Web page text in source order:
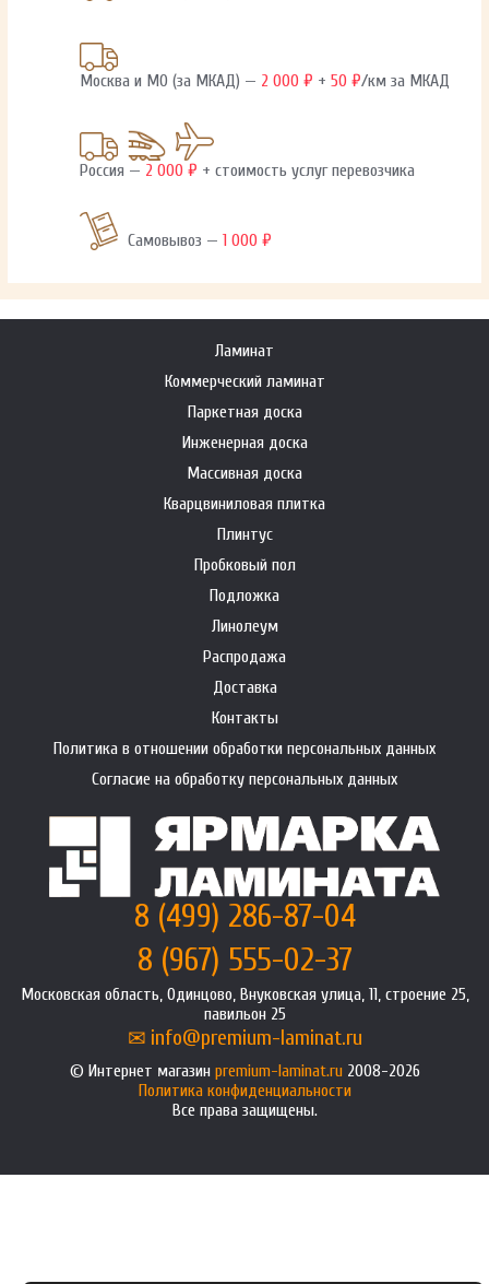
Москва и МО (за МКАД) — 2 000 ₽ +50 ₽/км за МКАД
Россия — 2 000 ₽ + стоимость услуг перевозчика
Самовывоз —1 000 ₽
Ламинат
Коммерческий ламинат
Паркетная доска
Инженерная доска
Массивная доска
Кварцвиниловая плитка
Плинтус
Пробковый пол
Подложка
Линолеум
Распродажа
Доставка
Контакты
Политика в отношении обработки персональных данных
Согласие на обработку персональных данных
8 (499) 286-87-04
8 (967) 555-02-37
Московская область, Одинцово, Внуковская улица, 11, строение 25,
павильон 25
info@premium-laminat.ru
Интернет магазин premium-laminat.ru2008-2026
Политика конфиденциальности
Все права защищены.